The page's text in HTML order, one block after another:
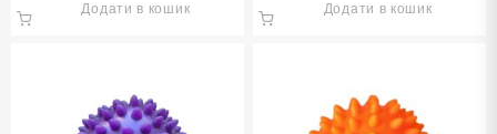
Додати в кошик Додати в кошик